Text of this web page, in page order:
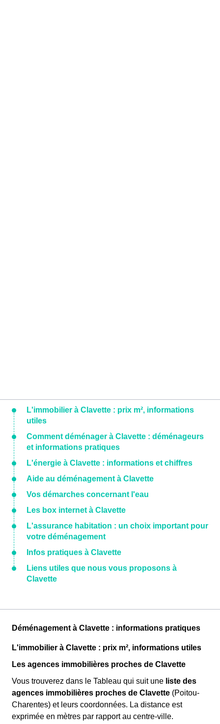
L'immobilier à Clavette : prix m², informations
utiles
Comment déménager à Clavette : déménageurs
et informations pratiques
L'énergie à Clavette : informations et chiffres
Aide au déménagement à Clavette
Vos démarches concernant l'eau
Les box internet à Clavette
L'assurance habitation : un choix important pour
votre déménagement
Infos pratiques à Clavette
Liens utiles que nous vous proposons à
Clavette
Déménagement à Clavette : informations pratiques
L'immobilier à Clavette : prix m², informations utiles
Les agences immobilières proches de Clavette
Vous trouverez dans le Tableau qui suit une liste des
agences immobilières proches de Clavette (Poitou-
Charentes) et leurs coordonnées. La distance est
exprimée en mètres par rapport au centre-ville.